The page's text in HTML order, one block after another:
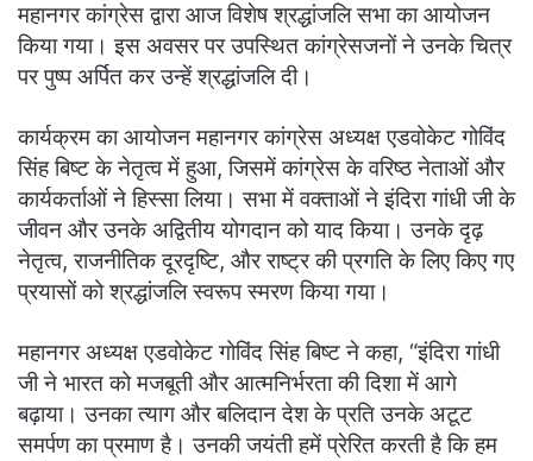
महानगर कांग्रेस द्वारा आज विशेष श्रद्धांजलि सभा का आयोजन
किया गया। इस अवसर पर उपस्थित कांग्रेसजनों ने उनके चित्र
पर पुष्प अर्पित कर उन्हें श्रद्धांजलि दी।
कार्यक्रम का आयोजन महानगर कांग्रेस अध्यक्ष एडवोकेट गोविंद
सिंह बिष्ट के नेतृत्व में हुआ, जिसमें कांग्रेस के वरिष्ठ नेताओं और
कार्यकर्ताओं ने हिस्सा लिया। सभा में वक्ताओं ने इंदिरा गांधी जी के
जीवन और उनके अद्वितीय योगदान को याद किया। उनके दृढ़
नेतृत्व, राजनीतिक दूरदृष्टि, और राष्ट्र की प्रगति के लिए किए गए
प्रयासों को श्रद्धांजलि स्वरूप स्मरण किया गया।
महानगर अध्यक्ष एडवोकेट गोविंद सिंह बिष्ट ने कहा, “इंदिरा गांधी
जी ने भारत को मजबूती और आत्मनिर्भरता की दिशा में आगे
बढ़ाया। उनका त्याग और बलिदान देश के प्रति उनके अटूट
समर्पण का प्रमाण है। उनकी जयंती हमें प्रेरित करती है कि हम